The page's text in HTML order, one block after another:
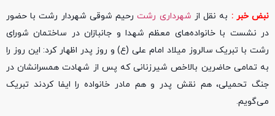
نبض خبر : به نقل از شهرداری رشترحیم شوقی شهردار رشت با حضور
در نشست با خانواده‌های معظم شهدا و جانبازان در ساختمان شورای
رشت با تبریک سالروز میلاد امام علی (ع) و روز پدر اظهار کرد: این روز را
به تمامی حاضرین بالاخص شیرزنانی که پس از شهادت همسرانشان در
جنگ تحمیلی، هم نقش پدر و هم مادر خانواده را ایفا کردند تبریک
می‌گویم.